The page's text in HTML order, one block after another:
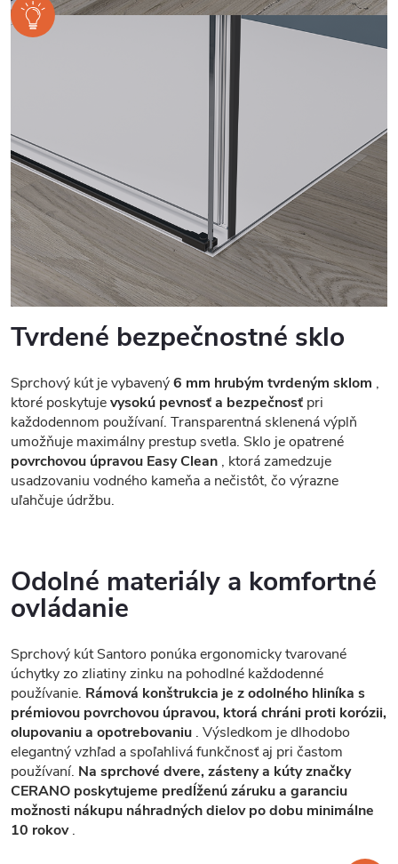
Tvrdené bezpečnostné sklo
Sprchový kút je vybavený6 mm hrubým tvrdeným sklom ,
ktoré poskytujevysokú pevnosť a bezpečnosť pri
každodennom používaní. Transparentná sklenená výplň
umožňuje maximálny prestup svetla. Sklo je opatrené
povrchovou úpravou Easy Clean , ktorá zamedzuje
usadzovaniu vodného kameňa a nečistôt, čo výrazne
uľahčuje údržbu.
Odolné materiály a komfortné
ovládanie
Sprchový kút Santoro ponúka ergonomicky tvarované
úchytky zo zliatiny zinku na pohodlné každodenné
používanie. Rámová konštrukcia je z odolného hliníka s
prémiovou povrchovou úpravou, ktorá chráni proti korózii,
olupovaniu a opotrebovaniu . Výsledkom je dlhodobo
elegantný vzhľad a spoľahlivá funkčnosť aj pri častom
používaní. Na sprchové dvere, zásteny a kúty značky
CERANO poskytujeme predĺženú záruku a garanciu
možnosti nákupu náhradných dielov po dobu minimálne
10 rokov.